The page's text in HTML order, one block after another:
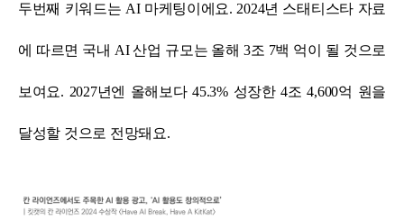
두번째 키워드는 AI 마케팅이에요. 2024년 스태티스타 자료
에 따르면 국내 AI 산업 규모는 올해 3조 7백 억이 될 것으로
보여요. 2027년엔 올해보다 45.3% 성장한 4조 4,600억 원을
달성할 것으로 전망돼요.